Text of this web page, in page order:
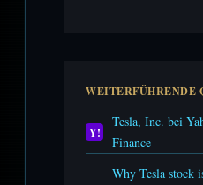
WEITERFÜHRENDE
Y!
Tesla, Inc. bei
Finance
Why Tesla stock